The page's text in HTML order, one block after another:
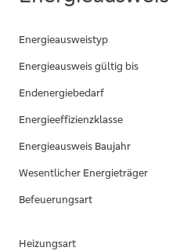
Energieausweistyp
Energieausweis gültig bis
Endenergiebedarf
Energieeffizienzklasse
Energieausweis Baujahr
Wesentlicher Energieträger
Befeuerungsart
Heizungsart